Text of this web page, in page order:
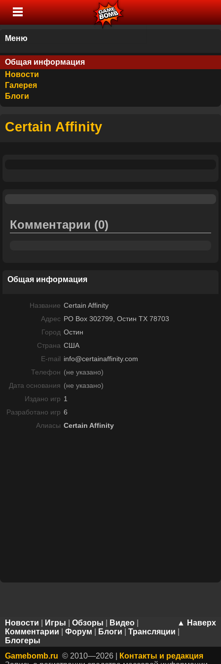
Меню
Общая информация
Новости
Галерея
Блоги
Certain Affinity
Комментарии (0)
Общая информация
Название Certain Affinity
Адрес PO Box 302799, Остин TX 78703
Город Остин
Страна США
E-mail info@certainaffinity.com
Телефон (не указано)
Дата основания (не указано)
Издано игр 1
Разработано игр 6
Алиасы Certain Affinity
▲ Наверх
Новости Игры Обзоры Видео
Комментарии
Форум Блоги Трансляции
Блогеры
Gamebomb.ru © 2010—2026 |
Контакты и редакция